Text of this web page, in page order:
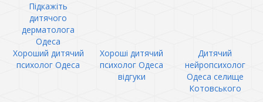
Підкажіть
дитячого
дерматолога
Одеса
Хороший дитячий
психолог Одеса
Хороші дитячий
психолог Одеса
відгуки
Дитячий
нейропсихолог
Одеса селище
Котовського